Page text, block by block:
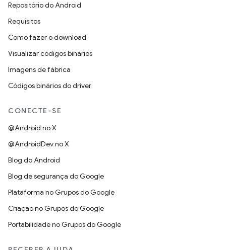
Repositório do Android
Requisitos
Como fazer o download
Visualizar códigos binários
Imagens de fábrica
Códigos binários do driver
CONECTE-SE
@Android no X
@AndroidDev no X
Blog do Android
Blog de segurança do Google
Plataforma no Grupos do Google
Criação no Grupos do Google
Portabilidade no Grupos do Google